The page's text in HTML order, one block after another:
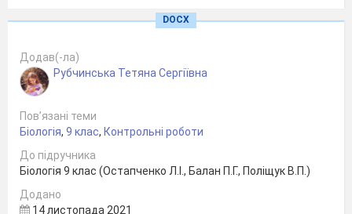
5. Полісахаридом є:
А) сахароза
крохмаль
Б) глюкоза
галактоза
6. Запасається в клітинах рослин:
крохмаль
DOCX
Додав(-ла)
Рубчинська Тетяна Сергіївна
Пов’язані теми
Біологія, 9 клас, Контрольні роботи
До підручника
Біологія 9 клас (Остапченко Л.І., Балан П.Г., Поліщук В.П.)
Додано
14 листопада 2021